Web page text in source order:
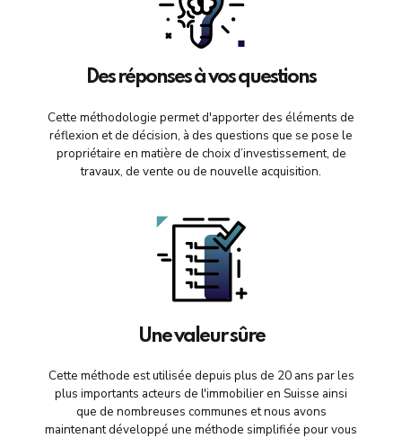
Des réponses à vos questions
Cette méthodologie permet d'apporter des éléments de
réflexion et de décision, à des questions que se pose le
propriétaire en matière de choix d’investissement, de
travaux, de vente ou de nouvelle acquisition.
Une valeur sûre
Cette méthode est utilisée depuis plus de 20 ans par les
plus importants acteurs de l'immobilier en Suisse ainsi
que de nombreuses communes et nous avons
maintenant développé une méthode simplifiée pour vous